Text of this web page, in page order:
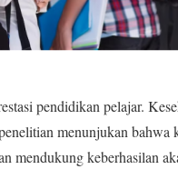
pendidikan pelajar.
menunjukan
mendukung keberhasilan